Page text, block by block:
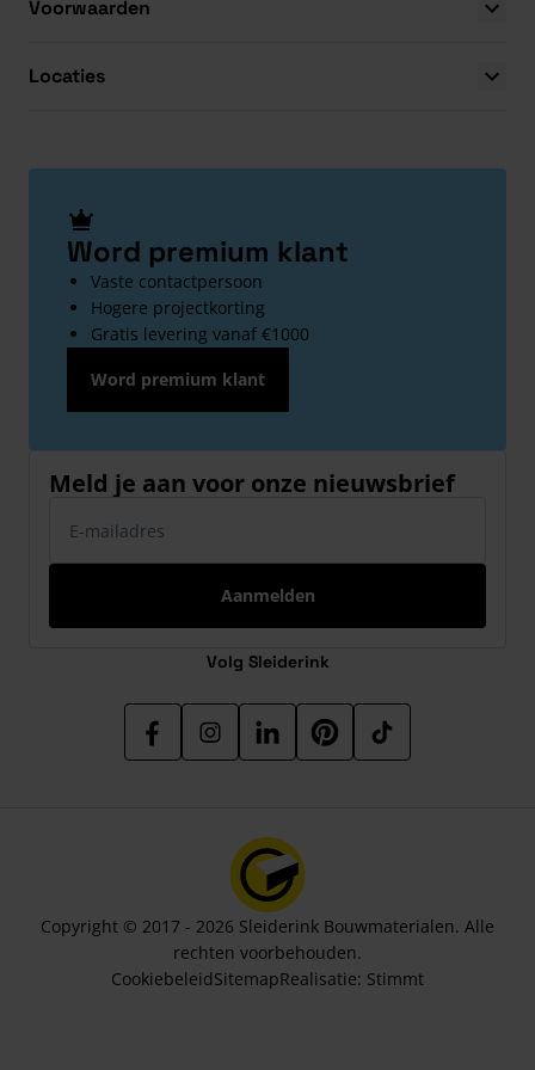
Voorwaarden
Locaties
Word premium klant
Vaste contactpersoon
Hogere projectkorting
Gratis levering vanaf €1000
Word premium klant
Meld je aan voor onze nieuwsbrief
Aanmelden
Volg Sleiderink
Copyright © 2017 - 2026 Sleiderink Bouwmaterialen. Alle
rechten voorbehouden.
CookiebeleidSitemapRealisatie: Stimmt